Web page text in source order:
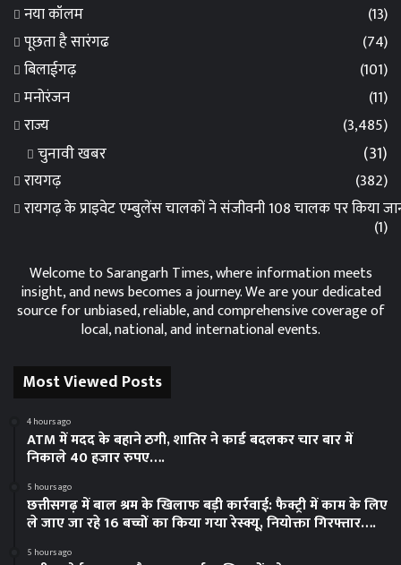
नया कॉलम
(13)
पूछता है सारंगढ
(74)
बिलाईगढ़
(101)
मनोरंजन
(11)
राज्य
(3,485)
चुनावी खबर (31)
रायगढ़
(382)
रायगढ़ के प्राइवेट एम्बुलेंस चालकों ने संजीवनी 108 चालक पर किया
(1)
Welcome to Sarangarh Times, where information meets
insight, and news becomes a journey. We are your dedicated
source for unbiased, reliable, and comprehensive coverage of
local, national, and international events.
Most Viewed Posts
4 hours ago
ATM में मदद के बहाने ठगी, शातिर ने कार्ड बदलकर चार बार में
निकाले 40 हजार रुपए….
5 hours ago
छत्तीसगढ़ में बाल श्रम के खिलाफ बड़ी कार्रवाई: फैक्ट्री में काम के लिए
ले जाए जा रहे 16 बच्चों का किया गया रेस्क्यू, नियोक्ता गिरफ्तार….
5 hours ago